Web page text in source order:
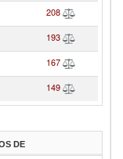
208
193
167
149
DE